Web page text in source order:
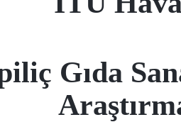
Gıda